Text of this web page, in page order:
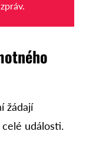
žádají
události.